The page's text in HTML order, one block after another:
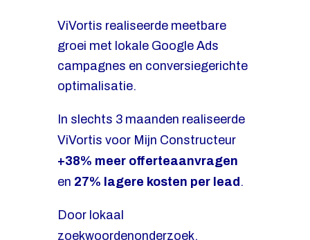
ViVortis realiseerde meetbare
groei met lokale Google Ads
campagnes en conversiegerichte
optimalisatie.
In slechts 3 maanden realiseerde
ViVortis voor Mijn Constructeur
+38% meer offerteaanvragen
en 27% lagere kosten per lead.
Door lokaal
zoekwoordenonderzoek,
via Google Ads
uitbesteden
Lokale campagnes voor
Chiropractie Vught zorgden voor
meer nieuwe patiënten.
ViVortis beheerde Google Ads
campagnes gericht op rug- en
nekkrachten en lokale
vindbaarheid.